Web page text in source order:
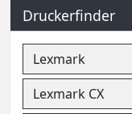
Druckerfinder